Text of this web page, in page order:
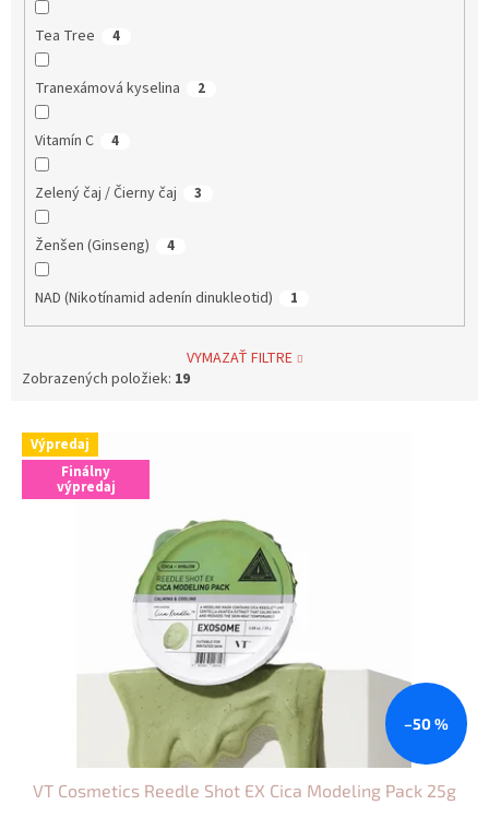
Tea Tree 4
Tranexámová kyselina 2
Vitamín C 4
Zelený čaj / Čierny čaj 3
Ženšen (Ginseng) 4
NAD (Nikotínamid adenín dinukleotid) 1
VYMAZAŤ FILTRE
Zobrazených položiek: 19
V Výpredaj
Finálny
výpredaj
–50 %
VT Cosmetics Reedle Shot EX Cica Modeling Pack 25g